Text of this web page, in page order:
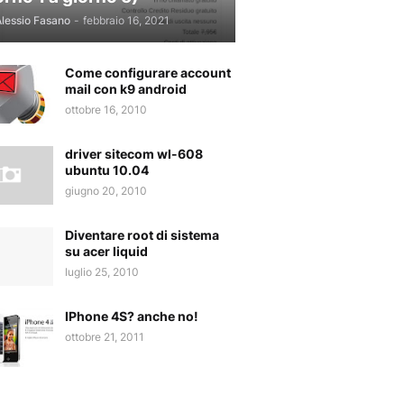
Fasano - febbraio 16, 2021
Come configurare account
mail con k9 android
ottobre 16, 2010
driver sitecom wl-608
ubuntu 10.04
giugno 20, 2010
Diventare root di sistema
su acer liquid
luglio 25, 2010
IPhone 4S? anche no!
ottobre 21, 2011